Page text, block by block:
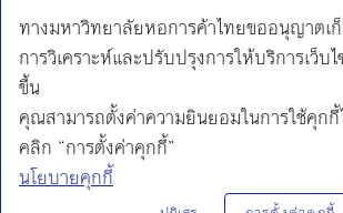
เวลาทำการ:
8.30 - 17.00
Find us on:
Facebook
TwitterYouTube
Instagram
LineMail
นโยบายการคุ้มครองข้อมูลส่วนบุคคล